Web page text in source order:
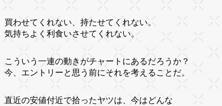
買わせてくれない、持たせてくれない。
気持ちよく利食いさせてくれない。
こういう一連の動きがチャートにあるだろうか？
今、エントリーと思う前にそれを考えることだ。
直近の安値付近で拾ったヤツは、今はどんな